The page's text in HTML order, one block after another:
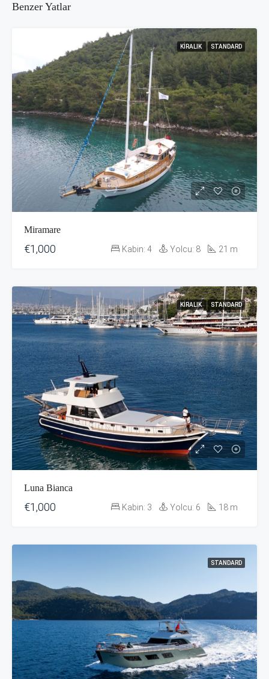
Benzer Yatlar
KIRALIK STANDARD
Miramare
€1,000 Kabin: 4 Yolcu: 8 21 m
KIRALIK STANDARD
Luna Bianca
€1,000 Kabin: 3 Yolcu: 6 18 m
STANDARD